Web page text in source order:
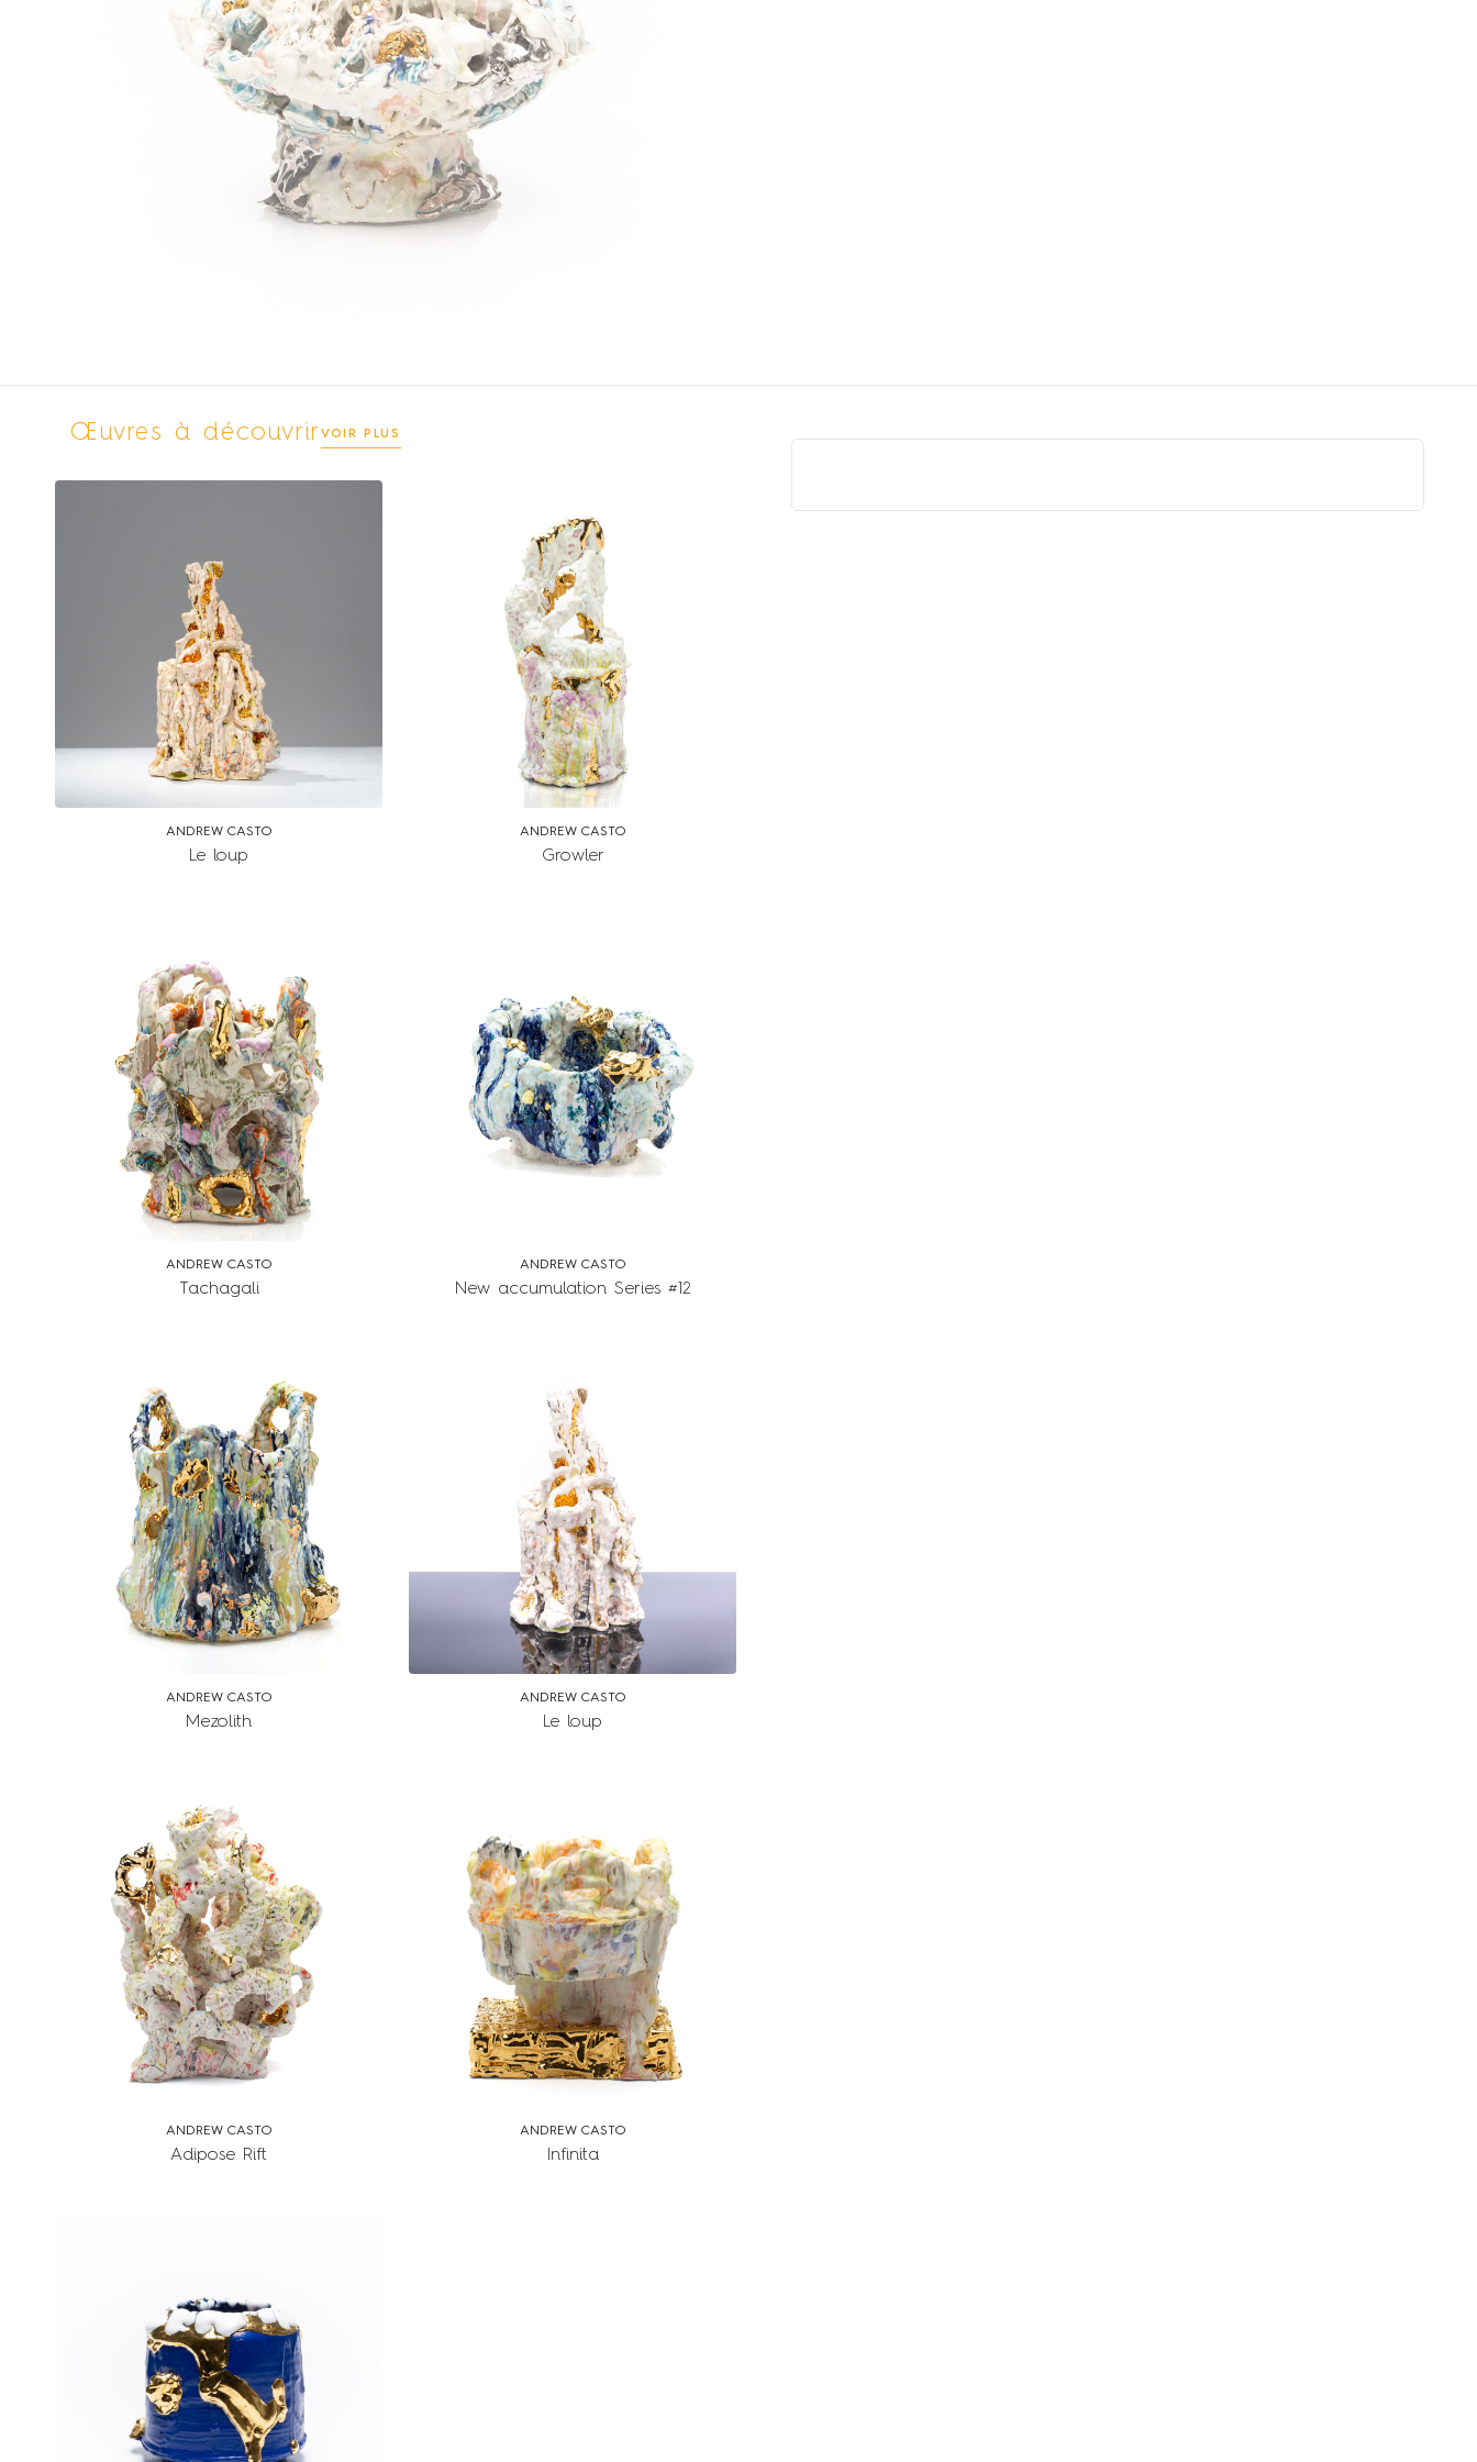
Œuvres à découvrirVOIR PLUS
ANDREW CASTO
Le loup
ANDREW CASTO
Growler
ANDREW CASTO
Tachagali
ANDREW CASTO
New accumulation Series #12
ANDREW CASTO
Mezolith
ANDREW CASTO
Le loup
ANDREW CASTO
Adipose Rift
ANDREW CASTO
Infinita